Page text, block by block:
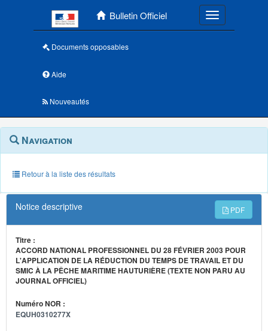
Bulletin Officiel Toggle
Documents opposables
Aide
Nouveautés
Navigation
outils
annexes
Menu
contextuel
Navigation
Retour à la liste des résultats
Notice descriptive PDF
Titre :
ACCORD NATIONAL PROFESSIONNEL DU 28 FÉVRIER 2003 POUR
L'APPLICATION DE LA RÉDUCTION DU TEMPS DE TRAVAIL ET DU
SMIC À LA PÊCHE MARITIME HAUTURIÈRE (TEXTE NON PARU AU
JOURNAL OFFICIEL)
Numéro NOR :
EQUH0310277X